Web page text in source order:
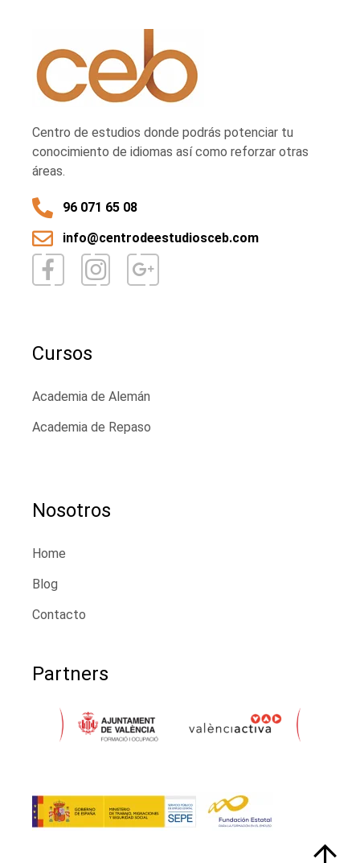
Centro de estudios donde podrás potenciar tu
conocimiento de idiomas así como reforzar otras
áreas.
96 071 65 08
info@centrodeestudiosceb.com
Cursos
Academia de Alemán
Academia de Repaso
Nosotros
Home
Blog
Contacto
Partners